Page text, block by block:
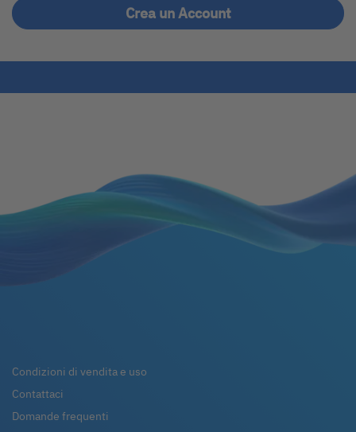
Crea un Account
Condizioni di vendita e uso
Contattaci
Domande frequenti